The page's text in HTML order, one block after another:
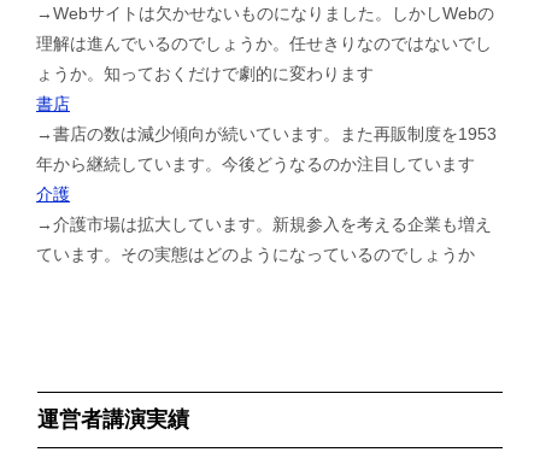
→Webサイトは欠かせないものになりました。しかしWebの
理解は進んでいるのでしょうか。任せきりなのではないでし
ょうか。知っておくだけで劇的に変わります
書店
→書店の数は減少傾向が続いています。また再販制度を1953
年から継続しています。今後どうなるのか注目しています
介護
→介護市場は拡大しています。新規参入を考える企業も増え
ています。その実態はどのようになっているのでしょうか
運営者講演実績